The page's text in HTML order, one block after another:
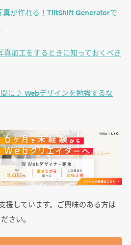
真が作れる！TiltShift Generatorで
加工をするときに知っておくべき
に♪ Webデザインを勉強するな
援しています。ご興味のある方は
さい。